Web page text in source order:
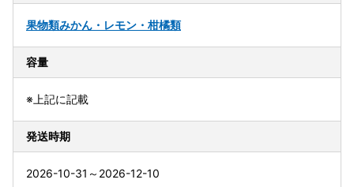
果物類みかん・レモン・柑橘類
容量
※上記に記載
発送時期
2026-10-31～2026-12-10